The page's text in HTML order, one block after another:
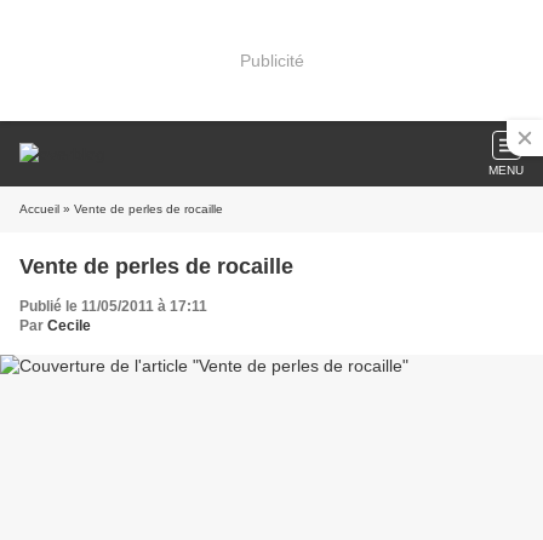
Publicité
MENU
Accueil » Vente de perles de rocaille
Vente de perles de rocaille
Publié le 11/05/2011 à 17:11
Par Cecile